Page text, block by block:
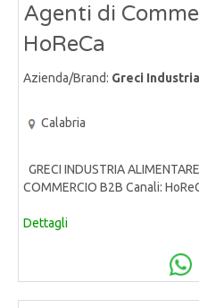
Agenti di
HoReCa
Azienda/Brand: Greci
Calabria
GRECI INDUSTRIA
COMMERCIO B2B Canali:
Dettagli